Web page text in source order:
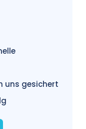
uns gesichert